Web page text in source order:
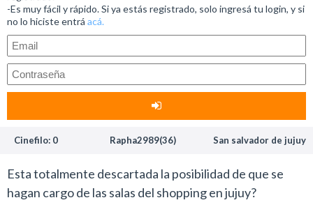
-Es muy fácil y rápido. Si ya estás registrado, solo ingresá tu login, y si
no lo hiciste entrá acá.
Cinefilo: 0 Rapha2989(36) San salvador de jujuy
Esta totalmente descartada la posibilidad de que se
hagan cargo de las salas del shopping en jujuy?